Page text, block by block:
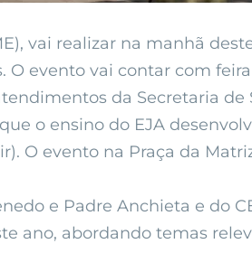
vai realizar na manhã
O evento vai contar com
da Secretaria de
o ensino do EJA
O evento na Praça da
e Padre Anchieta e do
ano, abordando temas